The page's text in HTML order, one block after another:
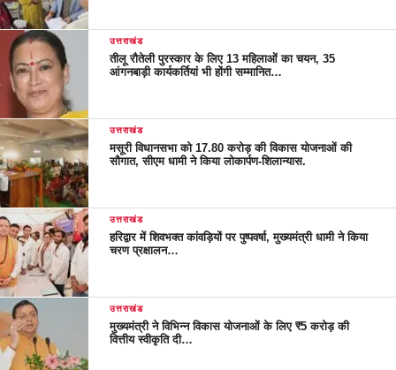
उत्तराखंड
तीलू रौतेली पुरस्कार के लिए 13 महिलाओं का चयन, 35
आंगनबाड़ी कार्यकर्तियां भी होंगी सम्मानित…
उत्तराखंड
मसूरी विधानसभा को 17.80 करोड़ की विकास योजनाओं की
सौगात, सीएम धामी ने किया लोकार्पण-शिलान्यास.
उत्तराखंड
हरिद्वार में शिवभक्त कांवड़ियों पर पुष्पवर्षा, मुख्यमंत्री धामी ने किया
चरण प्रक्षालन…
उत्तराखंड
मुख्यमंत्री ने विभिन्न विकास योजनाओं के लिए ₹5 करोड़ की
वित्तीय स्वीकृति दी…